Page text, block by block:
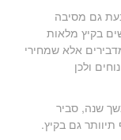
גם מסיבה
בקיץ מלאות
אלא שמחירי
ולכן
שנה, סביר
גם בקיץ.